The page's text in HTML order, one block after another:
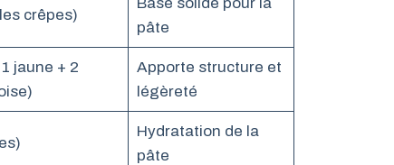
crêpes)
pâte
jaune + 2
Apporte structure et
légèreté
Hydratation de la
pâte